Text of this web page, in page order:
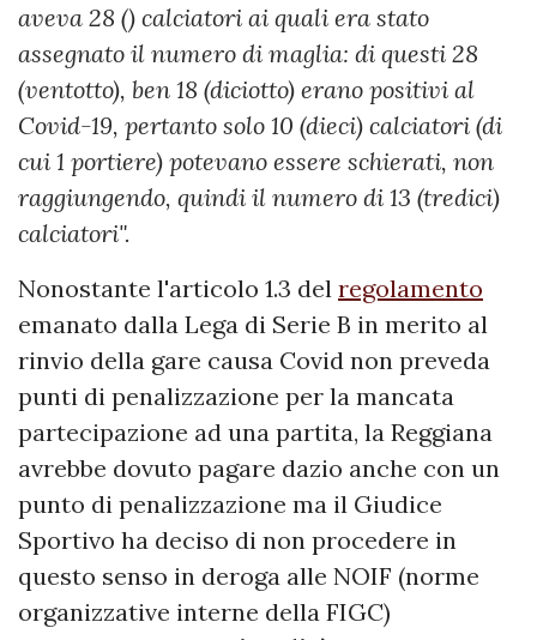
aveva 28 () calciatori ai quali era stato
assegnato il numero di maglia: di questi 28
(ventotto), ben 18 (diciotto) erano positivi al
Covid-19, pertanto solo 10 (dieci) calciatori (di
cui 1 portiere) potevano essere schierati, non
raggiungendo, quindi il numero di 13 (tredici)
calciatori".
Nonostante l'articolo 1.3 del regolamento
emanato dalla Lega di Serie B in merito al
rinvio della gare causa Covid non preveda
punti di penalizzazione per la mancata
partecipazione ad una partita, la Reggiana
avrebbe dovuto pagare dazio anche con un
punto di penalizzazione ma il Giudice
Sportivo ha deciso di non procedere in
questo senso in deroga alle NOIF (norme
organizzative interne della FIGC)